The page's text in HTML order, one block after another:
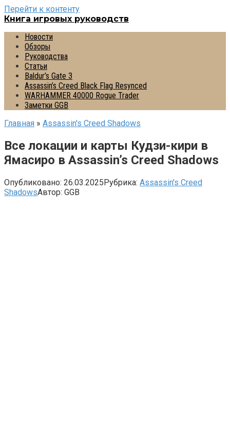
Перейти к контенту
Книга игровых руководств
Новости
Обзоры
Руководства
Статьи
Baldur’s Gate 3
Assassin’s Creed Black Flag Resynced
WARHAMMER 40000 Rogue Trader
Заметки GGB
Главная » Assassin's Creed Shadows
Все локации и карты Кудзи-кири в
Ямасиро в Assassin’s Creed Shadows
Опубликовано: 26.03.2025Рубрика: Assassin's Creed
ShadowsАвтор: GGB